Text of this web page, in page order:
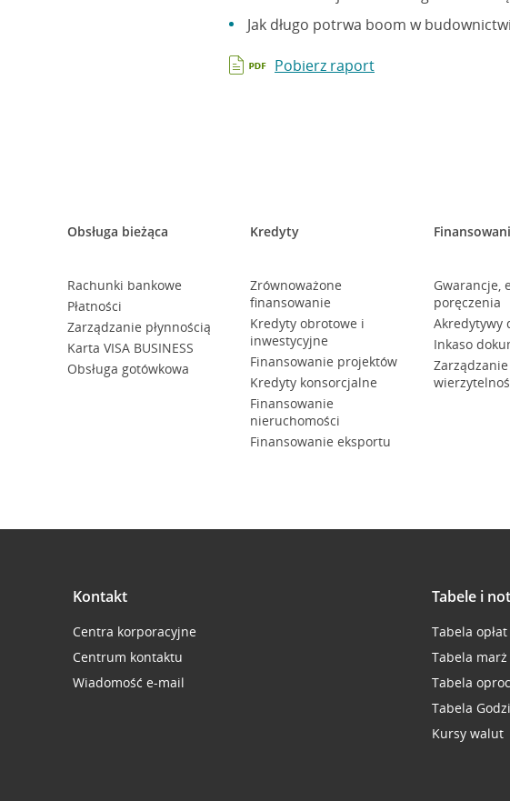
Jak długo potrwa boom w
Pobierz raport
Obsługa bieżąca
Rachunki bankowe
Płatności
Zarządzanie płynnością
Karta VISA BUSINESS
Obsługa gotówkowa
Kredyty
Zrównoważone
finansowanie
Kredyty obrotowe i
inwestycyjne
Finansowanie projektów
Kredyty konsorcjalne
Finansowanie
nieruchomości
Finansowanie eksportu
Gwarancje,
poręczenia
Akredytywy
Inkaso
Zarządzanie
Kontakt
Centra korporacyjne
Centrum kontaktu
Wiadomość e-mail
Tabele i
Tabela
Tabela
Tabela
Tabela
Kursy walut